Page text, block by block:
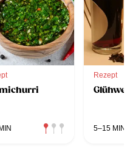
Rezept
5–15 MIN